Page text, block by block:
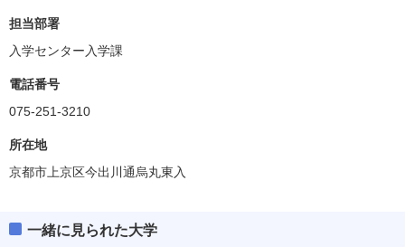
担当部署
入学センター入学課
電話番号
075-251-3210
所在地
京都市上京区今出川通烏丸東入
一緒に見られた大学